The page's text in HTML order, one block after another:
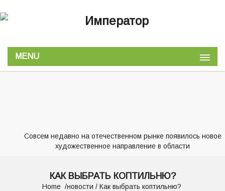
MENU
Совсем недавно на отечественном рынке появилось новое
художественное направление в области
КАК ВЫБРАТЬ КОПТИЛЬНЮ?
Home новости / Как выбрать коптильню?